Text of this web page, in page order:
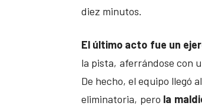
diez minutos.
El último acto fue un
la pista, aferrándose con
De hecho, el equipo llegó
eliminatoria, pero la